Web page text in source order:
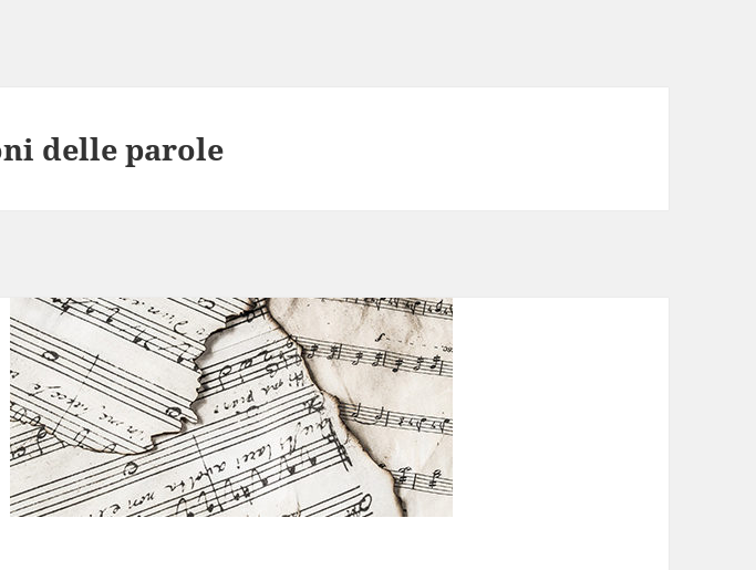
delle parole